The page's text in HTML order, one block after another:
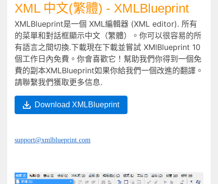
XML 中文(繁體) - XMLBlueprint
XMLBlueprint是一個 XML編輯器 (XML editor). 所有
的菜單和對話框顯示中文（繁體）。你可以很容易的所
有語言之間切換.下載現在下載並嘗試 XMlBlueprint 10
個工作日內免費。你會喜歡它！幫助我們你得到一個免
費的副本XMLBlueprint如果你給我們一個改進的翻譯。
請聯繫我們獲取更多信息.
Download XMLBlueprint
support@xmlblueprint.com